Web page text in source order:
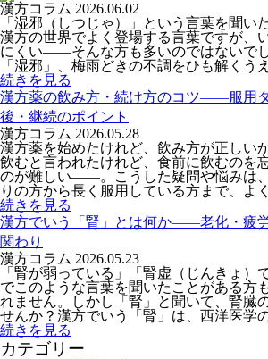
漢方コラム 2026.06.02
「湿邪（しつじゃ）」という言葉を聞い
漢方の世界でよく登場する言葉ですが、
にくい――そんな方も多いのではないで
「湿邪」、梅雨どきの不調をひも解くう
続きを見る
漢方薬の飲み方・続け方のコツ――服用
後・継続のポイント
漢方コラム 2026.05.28
漢方薬を始めたけれど、飲み方が正しい
飲むと言われたけれど、食前に飲むのを
のが難しい——。こうした疑問や悩みは
りの方から長く服用している方まで、よ
続きを見る
漢方でいう「腎」とは何か――老化・疲
関わり
漢方コラム 2026.05.23
「腎が弱っている」「腎虚（じんきょ
でこのような言葉を聞いたことがある方
れません。しかし「腎」と聞いて、腎臓
せんか？漢方でいう「腎」は、西洋医学
続きを見る
カテゴリー